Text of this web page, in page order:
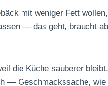
mit weniger Fett
— das geht, braucht
die Küche sauberer
— Geschmackssache, wie